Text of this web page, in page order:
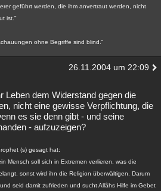
geführt werden, die ihm anvertraut werden, nicht
ist."
ohne Begriffe sind blind.“
26.11.2004 um 22:09
Leben dem Widerstand gegen die
‎nicht eine gewisse Verpflichtung, die
es sie denn gibt - und seine
- aufzuzeigen?
(s) gesagt hat:
Mensch soll sich in Extremen verlieren, was die
sonst wird ihn die Religion überwältigen. Darum
seid damit zufrieden und sucht Allâhs Hilfe im Gebet